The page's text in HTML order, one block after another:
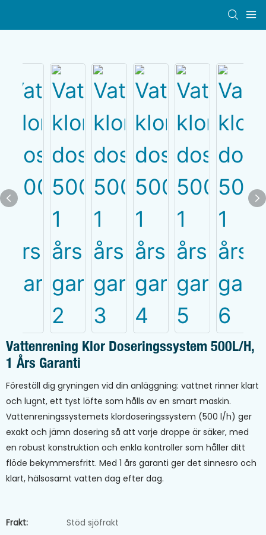
Vattenrening Klor Doseringssystem 500L/h,
1 Års Garanti
Föreställ dig gryningen vid din anläggning: vattnet rinner klart
och lugnt, ett tyst löfte som hålls av en smart maskin.
Vattenreningssystemets klordoseringssystem (500 l/h) ger
exakt och jämn dosering så att varje droppe är säker, med
en robust konstruktion och enkla kontroller som håller ditt
flöde bekymmersfritt. Med 1 års garanti ger det sinnesro och
klart, hälsosamt vatten dag efter dag.
Frakt:
Stöd sjöfrakt